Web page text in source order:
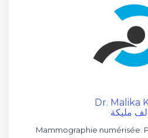
Dr. Malika
مليكة
Mammographie numérisée.